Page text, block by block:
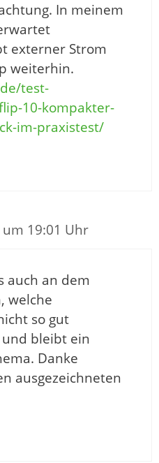
In meinem
externer Strom
weiterhin.
test-
10-kompakter-
im-praxistest/
19:01 Uhr
auch an dem
welche
so gut
bleibt ein
Danke
ausgezeichneten